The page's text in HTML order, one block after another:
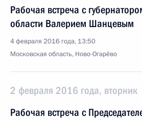
Рабочая встреча с
области Валерием Шанцевым
4 февраля 2016 года, 13:50
Московская область, Ново-Огарёво
2 февраля 2016 года, вторник
Рабочая встреча с